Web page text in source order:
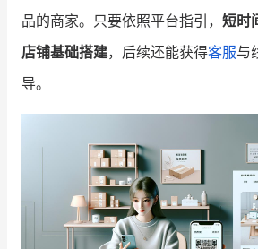
增长俱乐部
商家社区 社群交流
入驻有赞 认证代理商
认证服务商 设计服务商
品的商家。只要依照平台指引， 短时
店铺基础搭建，后续还能获得客服与
导。